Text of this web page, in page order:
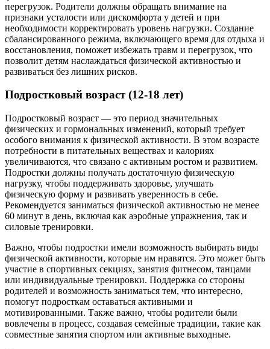
перегрузок. Родители должны обращать внимание на
признаки усталости или дискомфорта у детей и при
необходимости корректировать уровень нагрузки. Создание
сбалансированного режима, включающего время для отдыха и
восстановления, поможет избежать травм и перегрузок, что
позволит детям наслаждаться физической активностью и
развиваться без лишних рисков.
Подростковый возраст (12-18 лет)
Подростковый возраст — это период значительных
физических и гормональных изменений, который требует
особого внимания к физической активности. В этом возрасте
потребности в питательных веществах и калориях
увеличиваются, что связано с активным ростом и развитием.
Подростки должны получать достаточную физическую
нагрузку, чтобы поддерживать здоровье, улучшать
физическую форму и развивать уверенность в себе.
Рекомендуется заниматься физической активностью не менее
60 минут в день, включая как аэробные упражнения, так и
силовые тренировки.
Важно, чтобы подростки имели возможность выбирать виды
физической активности, которые им нравятся. Это может быть
участие в спортивных секциях, занятия фитнесом, танцами
или индивидуальные тренировки. Поддержка со стороны
родителей и возможность заниматься тем, что интересно,
помогут подросткам оставаться активными и
мотивированными. Также важно, чтобы родители были
вовлечены в процесс, создавая семейные традиции, такие как
совместные занятия спортом или активные выходные.